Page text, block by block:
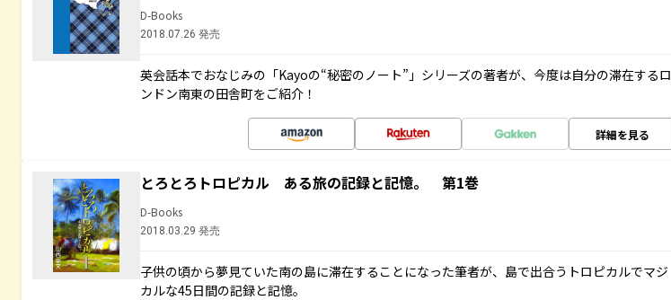
D-Books
2018.07.26 発売
英会話本でおなじみの「Kayoの“秘密のノート”」シリーズの著者が、今度は自分の滞在するロ
ンドン南東の田舎町をご紹介！
詳細を見る
とろとろトロピカル ある旅の記録と記憶。 第1巻
D-Books
2018.03.29 発売
子供の頃から夢見ていた南の島に滞在することになった筆者が、島で出合うトロピカルでマジ
カルな45日間の記録と記憶。